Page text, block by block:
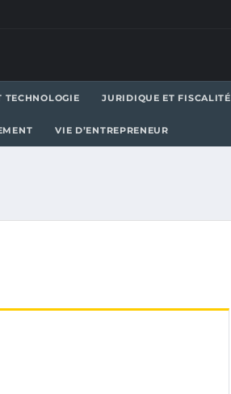
TECHNOLOGIE JURIDIQUE ET FISCALITÉ
VIE D’ENTREPRENEUR